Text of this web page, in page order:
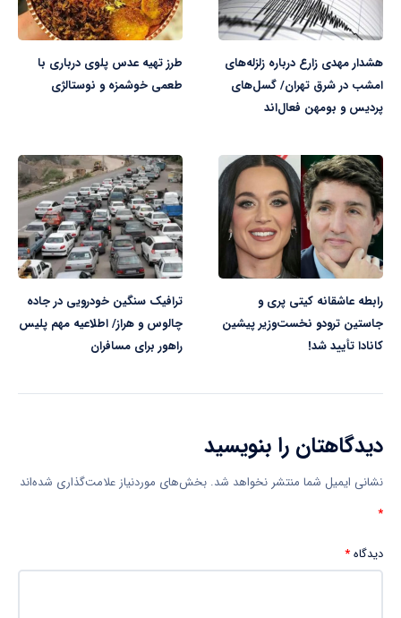
هشدار مهدی زارع درباره زلزله‌های
امشب در شرق تهران/ گسل‌های
پردیس و بومهن فعال‌اند
طرز تهیه عدس پلوی درباری با
طعمی خوشمزه و نوستالژی
رابطه عاشقانه کیتی پری و
جاستین ترودو نخست‌وزیر پیشین
کانادا تأیید شد!
ترافیک سنگین خودرویی در جاده
چالوس و هراز/ اطلاعیه مهم پلیس
راهور برای مسافران
دیدگاهتان را بنویسید
نشانی ایمیل شما منتشر نخواهد شد. بخش‌های موردنیاز علامت‌گذاری شده‌اند
*
دیدگاه*